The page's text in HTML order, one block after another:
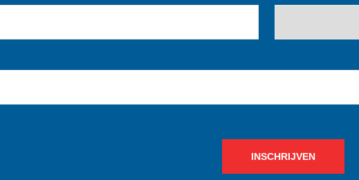
INSCHRIJVEN